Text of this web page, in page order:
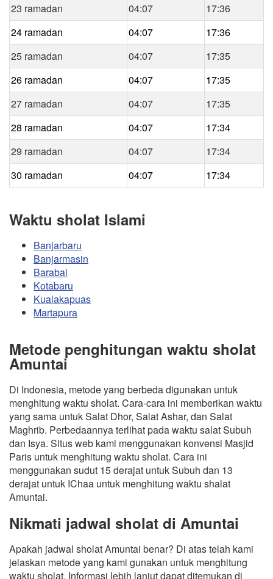
23 ramadan
04:07
17:36
24 ramadan
04:07
17:36
25 ramadan
04:07
17:35
26 ramadan
04:07
17:35
27 ramadan
04:07
17:35
28 ramadan
04:07
17:34
29 ramadan
04:07
17:34
30 ramadan
04:07 17:34
Waktu sholat Islami
Banjarbaru
Banjarmasin
Barabai
Kotabaru
Kualakapuas
Martapura
Metode penghitungan waktu sholat
Amuntai
Di Indonesia, metode yang berbeda digunakan untuk
menghitung waktu sholat. Cara-cara ini memberikan waktu
yang sama untuk Salat Dhor, Salat Ashar, dan Salat
Maghrib. Perbedaannya terlihat pada waktu salat Subuh
dan Isya. Situs web kami menggunakan konvensi Masjid
Paris untuk menghitung waktu sholat. Cara ini
menggunakan sudut 15 derajat untuk Subuh dan 13
derajat untuk IChaa untuk menghitung waktu shalat
Amuntai.
Nikmati jadwal sholat di Amuntai
Apakah jadwal sholat Amuntai benar? Di atas telah kami
jelaskan metode yang kami gunakan untuk menghitung
waktu sholat. Informasi lebih lanjut dapat ditemukan di